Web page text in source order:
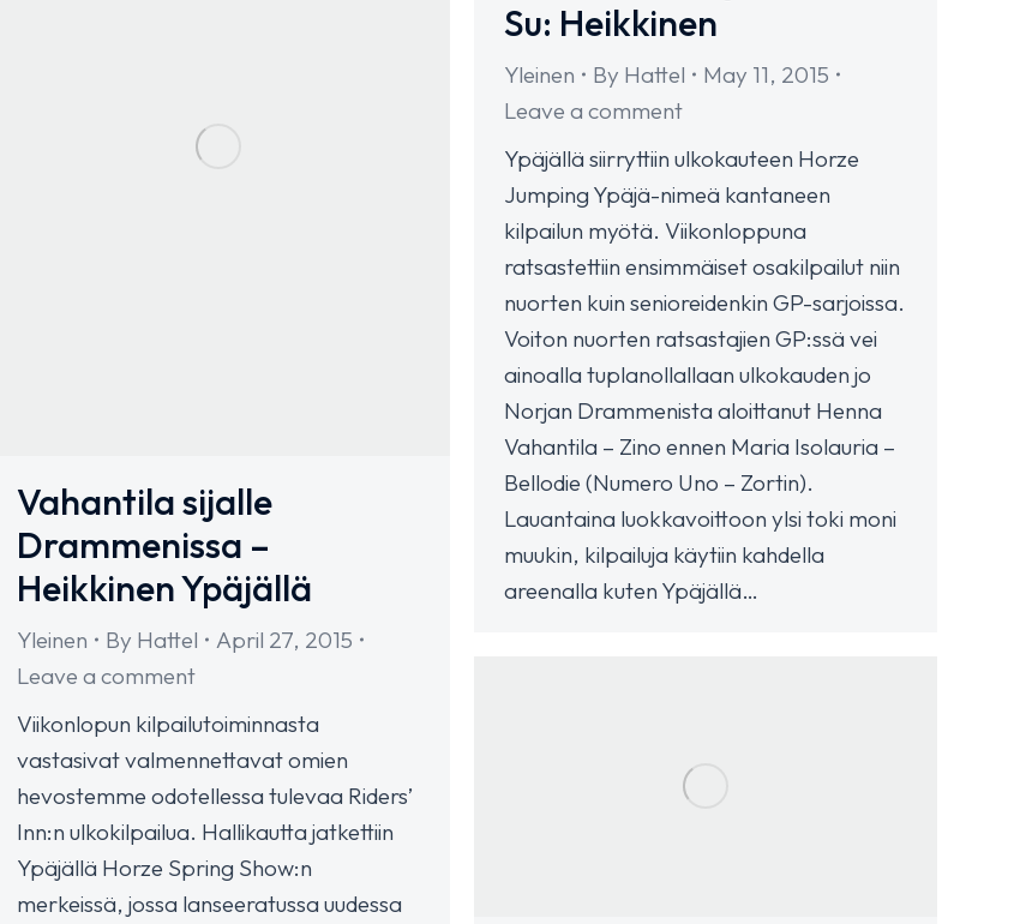
Su: Heikkinen
Yleinen By Hattel
May 11, 2015
Leave a comment
Ypäjällä siirryttiin ulkokauteen Horze
Jumping Ypäjä-nimeä kantaneen
kilpailun myötä. Viikonloppuna
ratsastettiin ensimmäiset osakilpailut niin
nuorten kuin senioreidenkin GP-sarjoissa.
Voiton nuorten ratsastajien GP:ssä vei
ainoalla tuplanollallaan ulkokauden jo
Norjan Drammenista aloittanut Henna
Vahantila – Zino ennen Maria Isolauria –
Bellodie (Numero Uno – Zortin).
Lauantaina luokkavoittoon ylsi toki moni
muukin, kilpailuja käytiin kahdella
areenalla kuten Ypäjällä…
Vahantila sijalle
Drammenissa –
Heikkinen Ypäjällä
Yleinen By Hattel
April 27, 2015
Leave a comment
Viikonlopun kilpailutoiminnasta
vastasivat valmennettavat omien
hevostemme odotellessa tulevaa Riders’
Inn:n ulkokilpailua. Hallikautta jatkettiin
Ypäjällä Horze Spring Show:n
merkeissä, jossa lanseeratussa uudessa